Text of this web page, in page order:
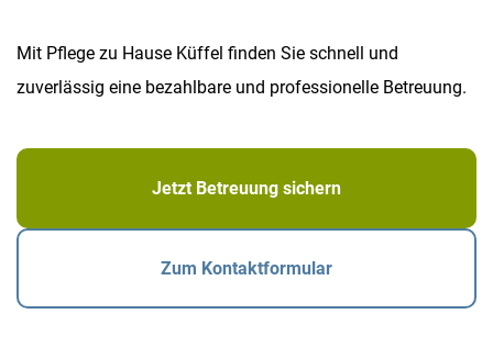
Mit Pflege zu Hause Küffel finden Sie schnell und
zuverlässig eine bezahlbare und professionelle Betreuung.
Jetzt Betreuung sichern
Zum Kontaktformular